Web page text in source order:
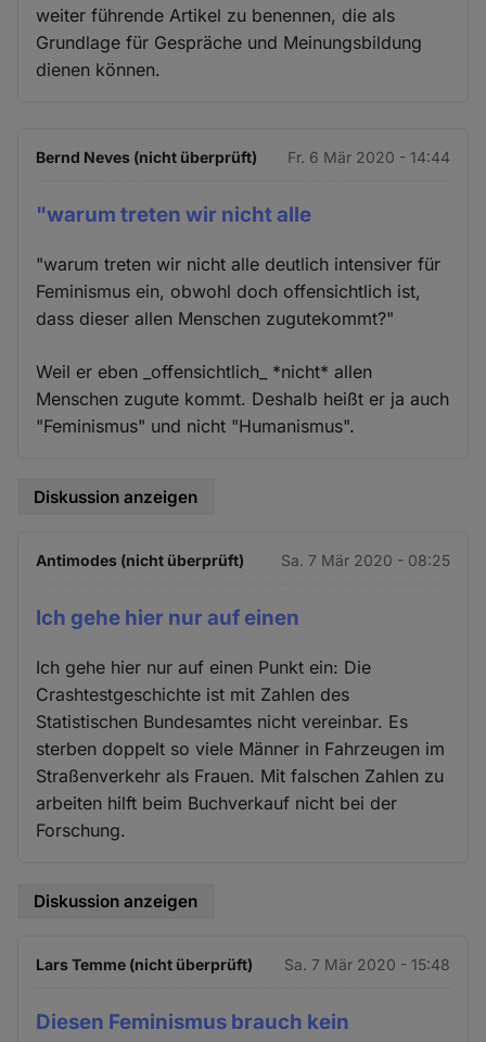
weiter führende Artikel zu benennen, die als
Grundlage für Gespräche und Meinungsbildung
dienen können.
Bernd Neves (nicht überprüft) Fr. 6 Mär 2020 - 14:44
"warum treten wir nicht alle
"warum treten wir nicht alle deutlich intensiver für
Feminismus ein, obwohl doch offensichtlich ist,
dass dieser allen Menschen zugutekommt?"
Weil er eben _offensichtlich_ *nicht* allen
Menschen zugute kommt. Deshalb heißt er ja auch
"Feminismus" und nicht "Humanismus".
Diskussion anzeigen
Antimodes (nicht überprüft) Sa. 7 Mär 2020 - 08:25
Ich gehe hier nur auf einen
Ich gehe hier nur auf einen Punkt ein: Die
Crashtestgeschichte ist mit Zahlen des
Statistischen Bundesamtes nicht vereinbar. Es
sterben doppelt so viele Männer in Fahrzeugen im
Straßenverkehr als Frauen. Mit falschen Zahlen zu
arbeiten hilft beim Buchverkauf nicht bei der
Forschung.
Diskussion anzeigen
Lars Temme (nicht überprüft) Sa. 7 Mär 2020 - 15:48
Diesen Feminismus brauch kein